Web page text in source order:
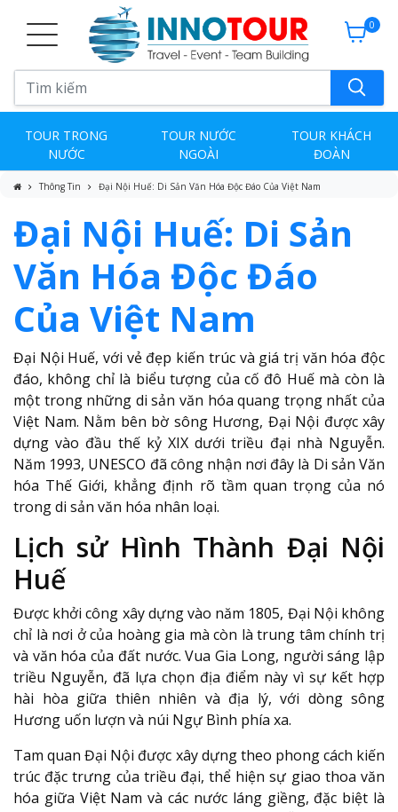
0
TOUR TRONG
NƯỚC
TOUR NƯỚC
NGOÀI
TOUR KHÁCH
ĐOÀN
Thông Tin Đại Nội Huế: Di Sản Văn Hóa Độc Đáo Của Việt Nam
Đại Nội Huế: Di Sản
Văn Hóa Độc Đáo
Của Việt Nam
Đại Nội Huế, với vẻ đẹp kiến trúc và giá trị văn hóa độc
đáo, không chỉ là biểu tượng của cố đô Huế mà còn là
một trong những di sản văn hóa quang trọng nhất của
Việt Nam. Nằm bên bờ sông Hương, Đại Nội được xây
dựng vào đầu thế kỷ XIX dưới triều đại nhà Nguyễn.
Năm 1993, UNESCO đã công nhận nơi đây là Di sản Văn
hóa Thế Giới, khẳng định rõ tầm quan trọng của nó
trong di sản văn hóa nhân loại.
Lịch sử Hình Thành Đại Nội
Huế
Được khởi công xây dựng vào năm 1805, Đại Nội không
chỉ là nơi ở của hoàng gia mà còn là trung tâm chính trị
và văn hóa của đất nước. Vua Gia Long, người sáng lập
triều Nguyễn, đã lựa chọn địa điểm này vì sự kết hợp
hài hòa giữa thiên nhiên và địa lý, với dòng sông
Hương uốn lượn và núi Ngự Bình phía xa.
Tam quan Đại Nội được xây dựng theo phong cách kiến
trúc đặc trưng của triều đại, thể hiện sự giao thoa văn
hóa giữa Việt Nam và các nước láng giềng, đặc biệt là